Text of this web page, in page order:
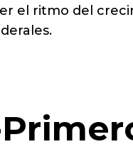
el ritmo del